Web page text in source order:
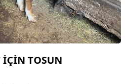
İÇİN TOSUN